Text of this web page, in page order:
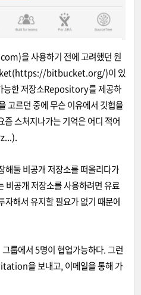
을 사용하기 전에 고려했던 원
bitbucket.org/)이 있
한 저장소Repository를 제공하
고르던 중에 무슨 이유에서 깃헙을
스쳐지나가는 기억은 어디 적어
해둘 비공개 저장소를 떠올리다가
비공개 저장소를 사용하려면 유료
자해서 유지할 필요가 없기 때문에
룹에서 5명이 협업가능하다. 그런
을 보내고, 이메일을 통해 가